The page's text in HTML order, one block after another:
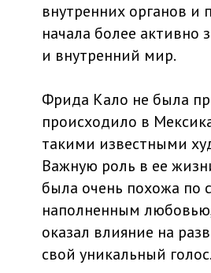
внутренних органов и
начала более
и внутренний мир.
Фрида Кало не была
происходило в
такими известными
Важную роль в ее
была очень похожа по
наполненным
оказал влияние на
свой уникальный голос.